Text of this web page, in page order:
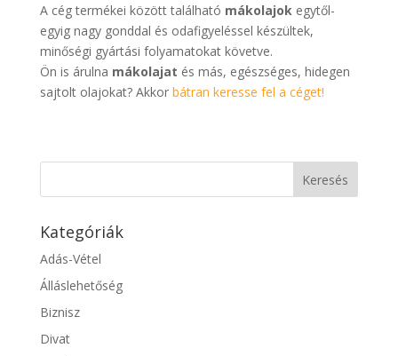
A cég termékei között található mákolajok egytől-
egyig nagy gonddal és odafigyeléssel készültek,
minőségi gyártási folyamatokat követve.
Ön is árulna mákolajat és más, egészséges, hidegen
sajtolt olajokat? Akkor bátran keresse fel a céget!
Kategóriák
Adás-Vétel
Álláslehetőség
Biznisz
Divat